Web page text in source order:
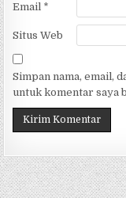
Email *
Situs Web
Simpan nama, email,
untuk komentar saya